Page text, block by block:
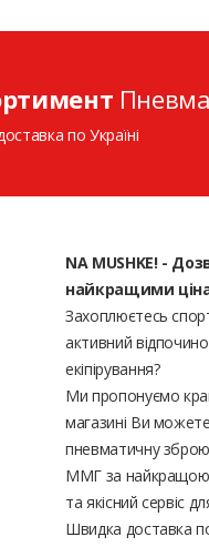
по Україні
NA MUSHKE! -
найкращими
Захоплюєтесь
активний
екіпірування?
Ми пропонуємо
магазині Ви
пневматичну
ММГ за найкращою
та якісний сервіс
Швидка доставка